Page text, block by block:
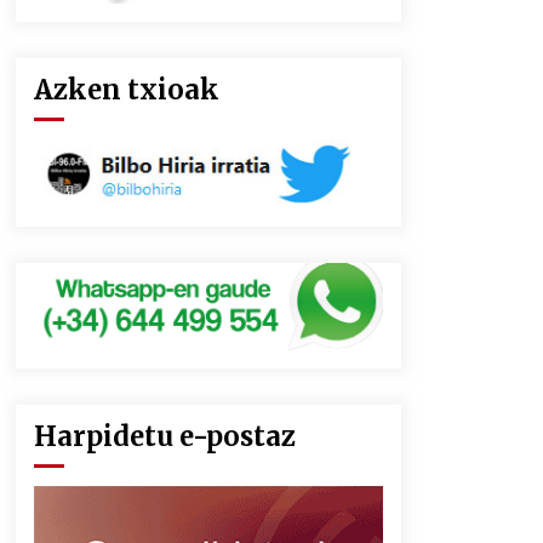
Azken txioak
Harpidetu e-postaz